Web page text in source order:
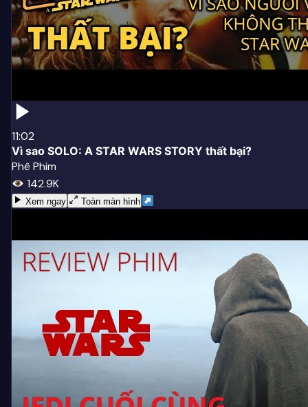
11:02
Vì sao SOLO: A STAR WARS STORY thất bại?
Phê Phim
142.9K
Xem ngay Toàn màn hình